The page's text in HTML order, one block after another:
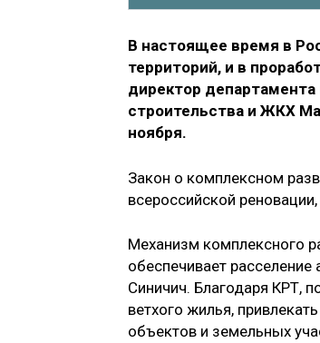
В настоящее время в
территорий, и в
директор
строительства и ЖКХ
ноября.
Закон о комплексном
всероссийской
Механизм комплексного
обеспечивает
Синичич. Благодаря КРТ,
ветхого жилья,
объектов и земельных